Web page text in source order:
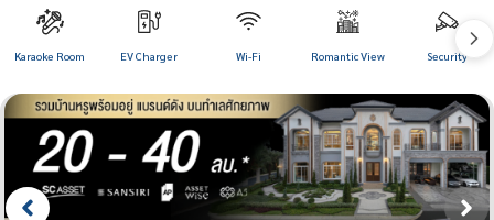
Karaoke Room EV Charger Wi-Fi Romantic View Security